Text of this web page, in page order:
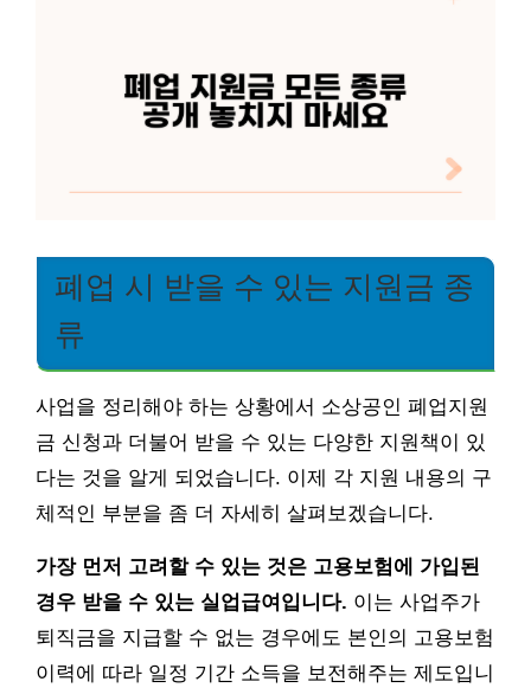
폐업 시 받을 수 있는 지원금 종
류
사업을 정리해야 하는 상황에서 소상공인 폐업지원
금 신청과 더불어 받을 수 있는 다양한 지원책이 있
다는 것을 알게 되었습니다. 이제 각 지원 내용의 구
체적인 부분을 좀 더 자세히 살펴보겠습니다.
가장 먼저 고려할 수 있는 것은 고용보험에 가입된
경우 받을 수 있는 실업급여입니다. 이는 사업주가
퇴직금을 지급할 수 없는 경우에도 본인의 고용보험
이력에 따라 일정 기간 소득을 보전해주는 제도입니